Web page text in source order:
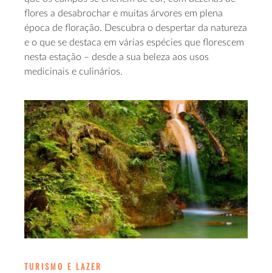
flores a desabrochar e muitas árvores em plena
época de floração. Descubra o despertar da natureza
e o que se destaca em várias espécies que florescem
nesta estação – desde a sua beleza aos usos
medicinais e culinários.
TURISMO E LAZER